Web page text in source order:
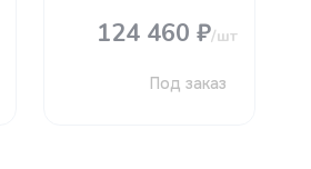
124 460 ₽/шт
Под заказ